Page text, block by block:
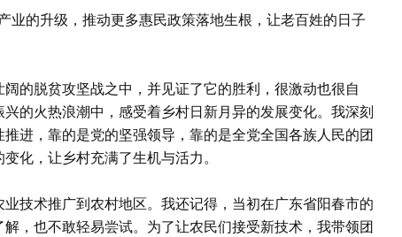
业的升级，推动更多惠民政策落地生根，让老百姓的日子
的脱贫攻坚战之中，并见证了它的胜利，很激动也很自
的火热浪潮中，感受着乡村日新月异的发展变化。我深刻
进，靠的是党的坚强领导，靠的是全党全国各族人民的团
化，让乡村充满了生机与活力。
技术推广到农村地区。我还记得，当初在广东省阳春市的
，也不敢轻易尝试。为了让农民们接受新技术，我带领团